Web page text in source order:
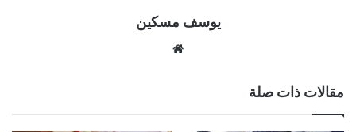
يوسف مسكين
مقالات ذات صلة